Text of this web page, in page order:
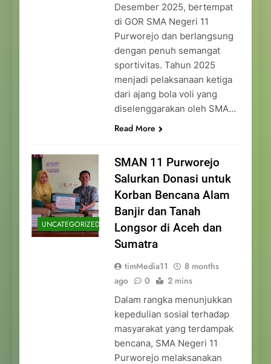
Desember 2025, bertempat
di GOR SMA Negeri 11
Purworejo dan berlangsung
dengan penuh semangat
sportivitas. Tahun 2025
menjadi pelaksanaan ketiga
dari ajang bola voli yang
diselenggarakan oleh SMA…
Read More
UNCATEGORIZED
SMAN 11 Purworejo
Salurkan Donasi untuk
Korban Bencana Alam
Banjir dan Tanah
Longsor di Aceh dan
Sumatra
timMedia11
8 months
ago
0 2 mins
Dalam rangka menunjukkan
kepedulian sosial terhadap
masyarakat yang terdampak
bencana, SMA Negeri 11
Purworejo melaksanakan